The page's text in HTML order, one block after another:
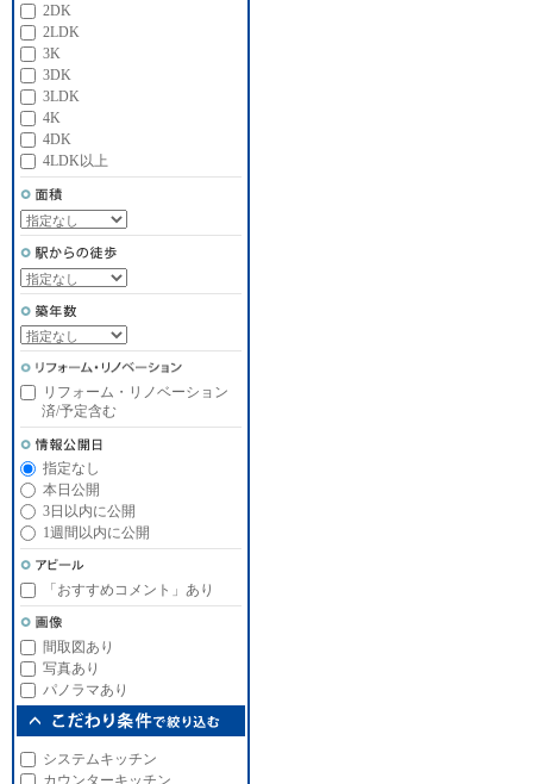
2DK
2LDK
3K
3DK
3LDK
4K
4DK
4LDK以上
リフォーム・リノベーション
済/予定含む
指定なし
本日公開
3日以内に公開
1週間以内に公開
「おすすめコメント」あり
間取図あり
写真あり
パノラマあり
システムキッチン